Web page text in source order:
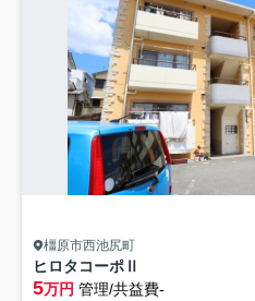
橿原市西池尻町
ヒロタコーポⅡ
5万円 管理/共益費-